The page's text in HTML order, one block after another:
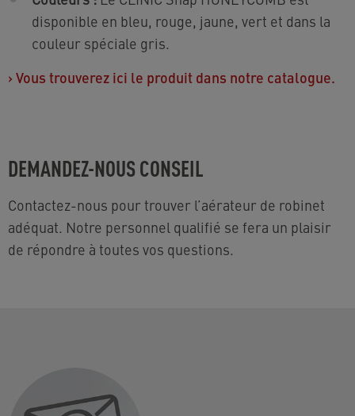
disponible en bleu, rouge, jaune, vert et dans la
couleur spéciale gris.
› Vous trouverez ici le produit dans notre catalogue.
DEMANDEZ-NOUS CONSEIL
Contactez-nous pour trouver l’aérateur de robinet
adéquat. Notre personnel qualifié se fera un plaisir
de répondre à toutes vos questions.